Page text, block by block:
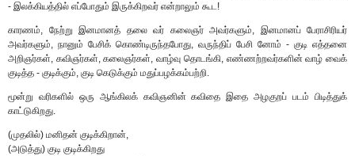
- இலக்கியத்தில் எப்போதும் இருக்கிறவர் என்றாலும் கூட!
காரணம், நேற்று இனமானத் தலை வர் கலைஞர் அவர்களும், இனமானப் பேராசிரியர்
அவர்களும், நானும் பேசிக் கொண்டிருந்தபோது, வருந்திப் பேசி னோம் - குடி எத்தனை
அறிஞர்கள், கவிஞர்கள், கலைஞர்கள், வாழ்வு தொடங்கி, எண்ணற்றவர்களின் வாழ் வைக்
குடித்த - குடிக்கும், குடி கெடுக்கும் மதுப்பழக்கம்பற்றி.
மூன்று வரிகளில் ஒரு ஆங்கிலக் கவிஞனின் கவிதை இதை அழகுறப் படம் பிடித்துக்
காட்டுகிறது.
(முதலில்) மனிதன் குடிக்கிறான்,
(அடுத்து) குடி குடிக்கிறது